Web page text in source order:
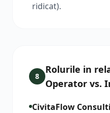
ridicat).
8
Rolurile in
Operator vs.
CivitaFlow